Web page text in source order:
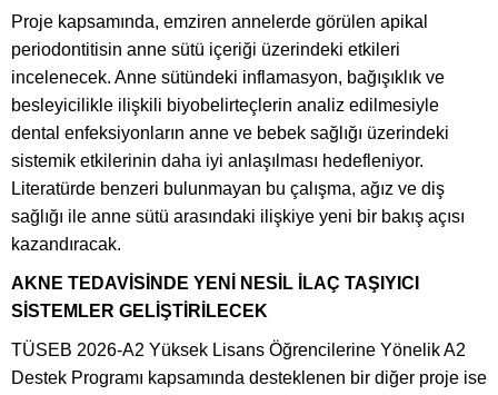
Proje kapsamında, emziren annelerde görülen apikal
periodontitisin anne sütü içeriği üzerindeki etkileri
incelenecek. Anne sütündeki inflamasyon, bağışıklık ve
besleyicilikle ilişkili biyobelirteçlerin analiz edilmesiyle
dental enfeksiyonların anne ve bebek sağlığı üzerindeki
sistemik etkilerinin daha iyi anlaşılması hedefleniyor.
Literatürde benzeri bulunmayan bu çalışma, ağız ve diş
sağlığı ile anne sütü arasındaki ilişkiye yeni bir bakış açısı
kazandıracak.
AKNE TEDAVİSİNDE YENİ NESİL İLAÇ TAŞIYICI
SİSTEMLER GELİŞTİRİLECEK
TÜSEB 2026-A2 Yüksek Lisans Öğrencilerine Yönelik A2
Destek Programı kapsamında desteklenen bir diğer proje ise